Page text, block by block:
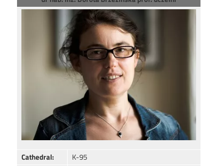
Cathedral:
K-95